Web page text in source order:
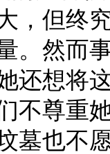
，但终
。然而
还想将
不尊重
墓也不